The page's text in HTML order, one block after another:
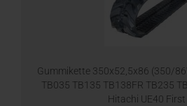
Gummikette 350x52,5x86 (350/
TB035 TB135 TB138FR TB235
Hitachi UE40